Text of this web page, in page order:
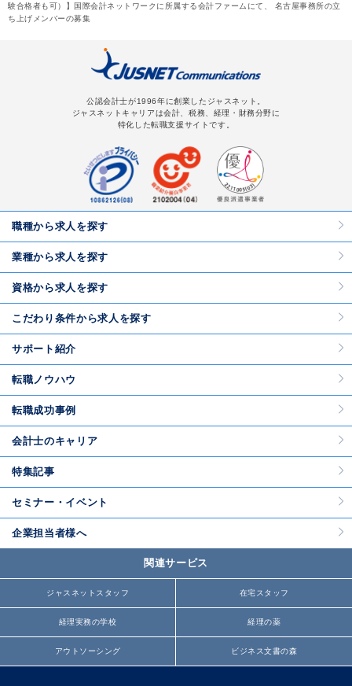
験合格者も可）】国際会計ネットワークに所属する会計ファームにて、 名古屋事務所の立
ち上げメンバーの募集
公認会計士が1996年に創業したジャスネット。
ジャスネットキャリアは会計、税務、経理・財務分野に
特化した転職支援サイトです。
職種から求人を探す
業種から求人を探す
資格から求人を探す
こだわり条件から求人を探す
サポート紹介
転職ノウハウ
転職成功事例
会計士のキャリア
特集記事
セミナー・イベント
企業担当者様へ
関連サービス
ジャスネットスタッフ 在宅スタッフ
経理実務の学校 経理の薬
アウトソーシング ビジネス文書の森